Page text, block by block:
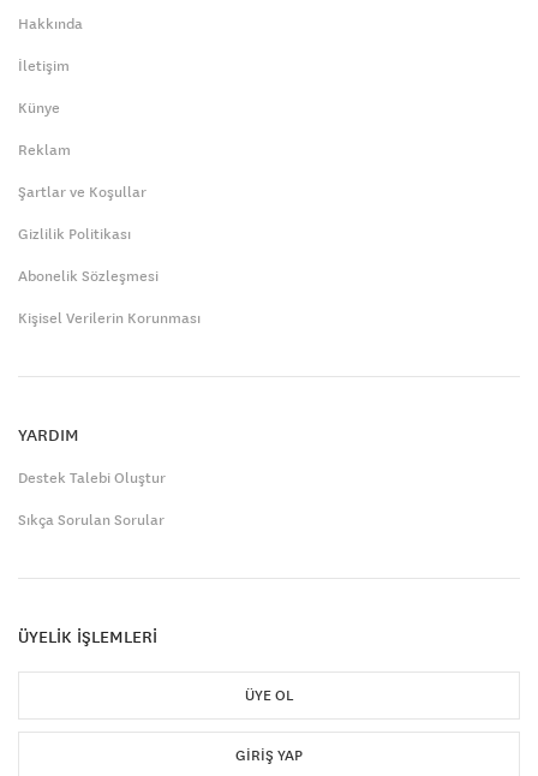
Hakkında
İletişim
Künye
Reklam
Şartlar ve Koşullar
Gizlilik Politikası
Abonelik Sözleşmesi
Kişisel Verilerin Korunması
YARDIM
Destek Talebi Oluştur
Sıkça Sorulan Sorular
ÜYELİK İŞLEMLERİ
ÜYE OL
GIRIŞ YAP